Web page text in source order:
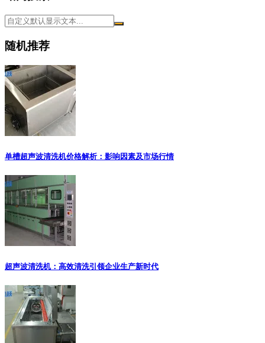
随机推荐
单槽超声波清洗机价格解析：影响因素及市场行情
超声波清洗机：高效清洗引领企业生产新时代